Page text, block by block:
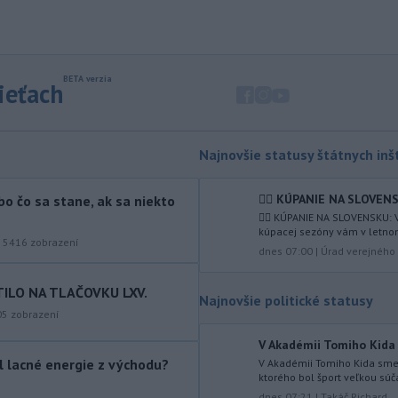
dotknutej lokalite efektívnejšiu
Drastické suchá a horúčavy
musia viesť k razantnejšej ochrane
vody a jej zadržiavaniu na území
- Prevádzka na
na talianskej Sicílii
bola v sobotu neskoro popoludní opäť
obnovená. Pozastavenie príletov
čo sa stane, ak sa niekto
5416 zobrazení
NA TLAČOVKU LXV.
zobrazení
lacné energie z východu?
Najnovšie statusy štátnych
🏊‍♀ KÚPANIE NA
🏊‍♀ KÚPANIE NA
kúpacej sezóny vám v
dnes 07:00 | Úrad
Najnovšie politické statusy
V Akadémii Tomiho
V Akadémii Tomiho Kida
ktorého bol šport veľkou